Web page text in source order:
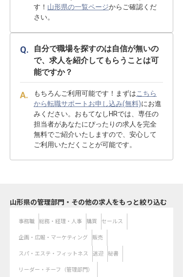
す！ 山形県の一覧ページからご確認くだ
さい。
自分で職場を探すのは自信が無いの
で、求人を紹介してもらうことは可
能ですか？
もちろんご利用可能です！まずはこちら
から転職サポートお申し込み(無料)にお進
みください。おもてなしHRでは、専任の
担当者があなたにぴったりの求人を完全
無料でご紹介いたしますので、安心して
ご利用いただくことが可能です。
山形県の管理部門・その他の求人をもっと絞り込む
事務職 総務・経理・人事 購買 セールス
企画・広報・マーケティング 販売
スパ・エステ・フィットネス 送迎 秘書
リーダー・チーフ（管理部門）